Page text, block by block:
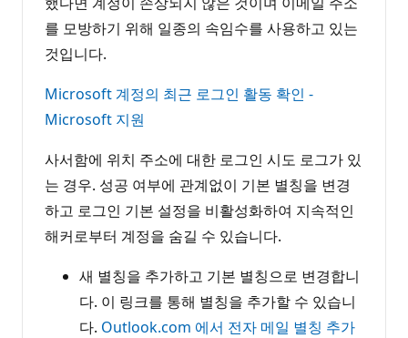
를 모방하기 위해 일종의 속임수를 사용하고 있는
것입니다.
Microsoft 계정의 최근 로그인 활동 확인 -
Microsoft 지원
사서함에 위치 주소에 대한 로그인 시도 로그가 있
는 경우. 성공 여부에 관계없이 기본 별칭을 변경
하고 로그인 기본 설정을 비활성화하여 지속적인
해커로부터 계정을 숨길 수 있습니다.
새 별칭을 추가하고 기본 별칭으로 변경합니
다. 이 링크를 통해 별칭을 추가할 수 있습니
다. Outlook.com 에서 전자 메일 별칭 추가